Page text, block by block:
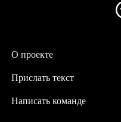
О проекте
Написать команде
Прислать текст